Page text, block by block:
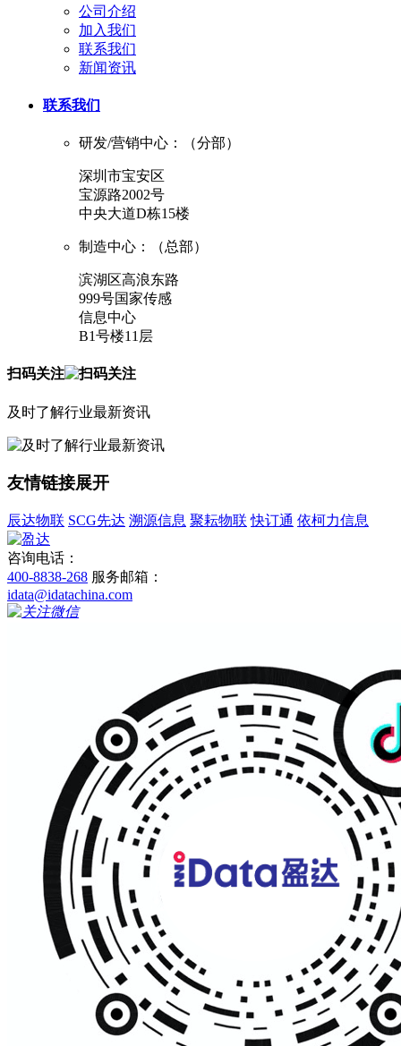
公司介绍
加入我们
联系我们
新闻资讯
联系我们
研发/营销中心：（分部）
深圳市宝安区
宝源路2002号
中央大道D栋15楼
制造中心：（总部）
滨湖区高浪东路
999号国家传感
信息中心
B1号楼11层
扫码关注
及时了解行业最新资讯
友情链接展开
辰达物联 SCG先达 溯源信息 聚耘物联 快订通 依柯力信息
咨询电话：
400-8838-268 服务邮箱：
idata@idatachina.com